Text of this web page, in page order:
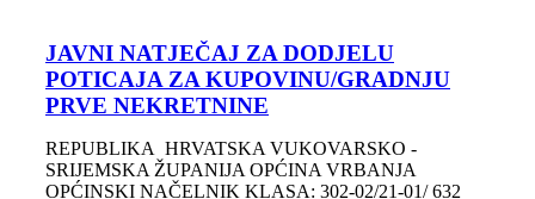
JAVNI NATJEČAJ ZA DODJELU
POTICAJA ZA KUPOVINU/GRADNJU
PRVE NEKRETNINE
REPUBLIKA HRVATSKA VUKOVARSKO -
SRIJEMSKA ŽUPANIJA OPĆINA VRBANJA
OPĆINSKI NAČELNIK KLASA: 302-02/21-01/ 632